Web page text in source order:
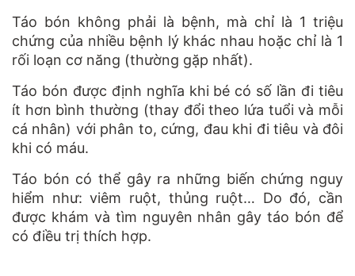
Táo bón không phải là bệnh, mà chỉ là 1 triệu
chứng của nhiều bệnh lý khác nhau hoặc chỉ là 1
rối loạn cơ năng (thường gặp nhất).
Táo bón được định nghĩa khi bé có số lần đi tiêu
ít hơn bình thường (thay đổi theo lứa tuổi và mỗi
cá nhân) với phân to, cứng, đau khi đi tiêu và đôi
khi có máu.
Táo bón có thể gây ra những biến chứng nguy
hiểm như: viêm ruột, thủng ruột… Do đó, cần
được khám và tìm nguyên nhân gây táo bón để
có điều trị thích hợp.